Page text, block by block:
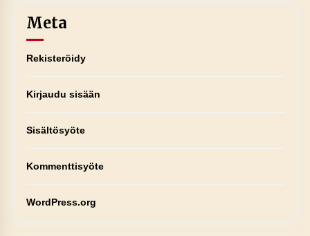
Meta
Rekisteröidy
Kirjaudu sisään
Sisältösyöte
Kommenttisyöte
WordPress.org